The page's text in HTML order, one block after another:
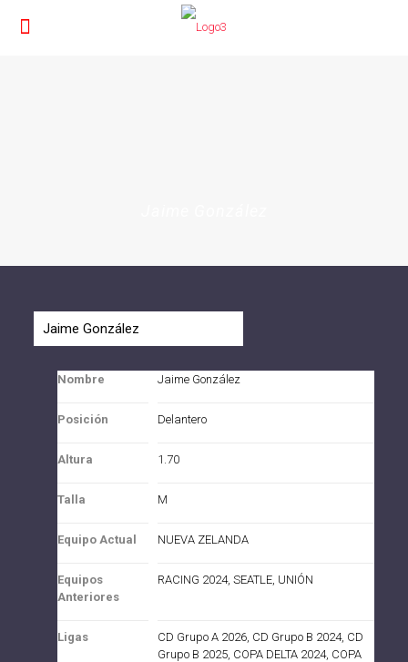
Nombre Jaime González
Posición Delantero
Altura 1.70
Talla M
Equipo Actual NUEVA ZELANDA
Equipos
Anteriores
RACING 2024, SEATLE, UNIÓN
Ligas
CD Grupo A 2026, CD Grupo B 2024, CD
Grupo B 2025, COPA DELTA 2024, COPA